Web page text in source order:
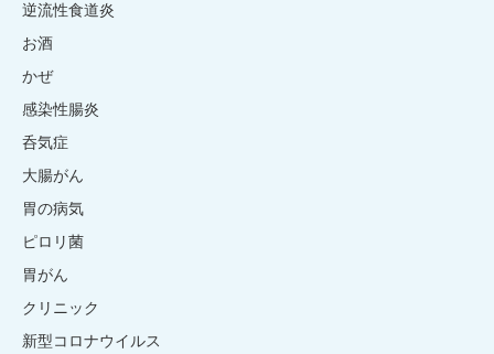
逆流性食道炎
お酒
かぜ
感染性腸炎
呑気症
大腸がん
胃の病気
ピロリ菌
胃がん
クリニック
新型コロナウイルス